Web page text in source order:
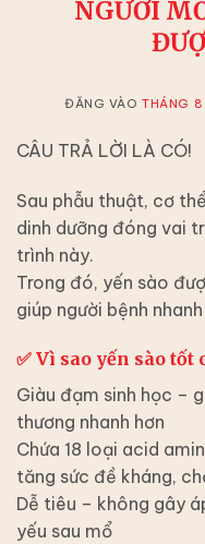
NGƯỜI
ĐĂNG VÀOTHÁNG
CÂU TRẢ LỜI LÀ CÓ!
Sau phẫu thuật, cơ
dinh dưỡng đóng vai
trình này.
Trong đó, yến sào
giúp người bệnh
✅ Vì sao yến sào tốt
Giàu đạm sinh học –
thương nhanh hơn
Chứa 18 loại acid
tăng sức đề kháng,
Dễ tiêu – không gây
yếu sau mổ